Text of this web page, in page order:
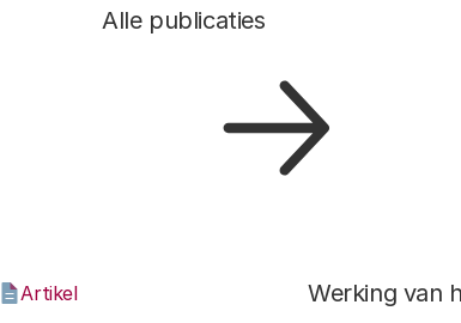
Alle publicaties
Artikel Werking van